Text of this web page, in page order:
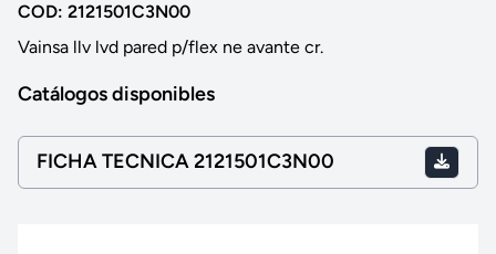
COD: 2121501C3N00
Vainsa llv lvd pared p/flex ne avante cr.
Catálogos disponibles
FICHA TECNICA 2121501C3N00